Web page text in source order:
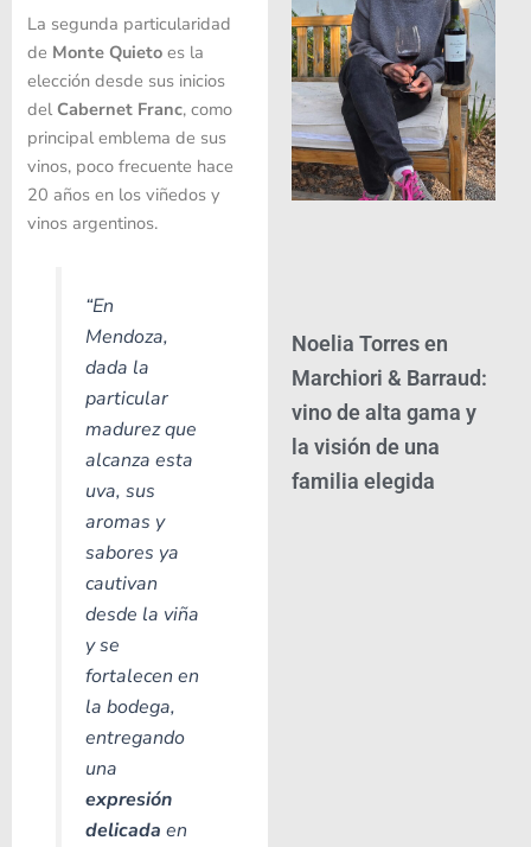
La segunda particularidad
de Monte Quieto es la
elección desde sus inicios
del Cabernet Franc, como
principal emblema de sus
vinos, poco frecuente hace
20 años en los viñedos y
vinos argentinos.
“En
Mendoza,
dada la
particular
madurez que
alcanza esta
uva, sus
aromas y
sabores ya
cautivan
desde la viña
y se
fortalecen en
la bodega,
entregando
una
expresión
delicada en
Noelia Torres en
Marchiori & Barraud:
vino de alta gama y
la visión de una
familia elegida